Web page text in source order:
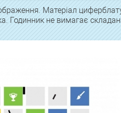
Матеріал
Годинник не вимагає